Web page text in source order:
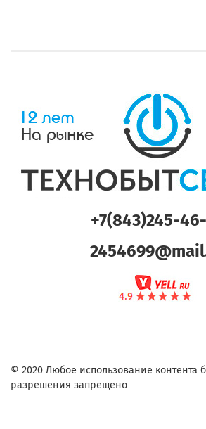
+7(843)245-
© 2020 Любое использование контента
разрешения запрещено